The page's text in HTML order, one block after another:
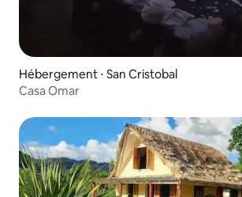
Hébergement ⋅ San Cristobal
Casa Omar